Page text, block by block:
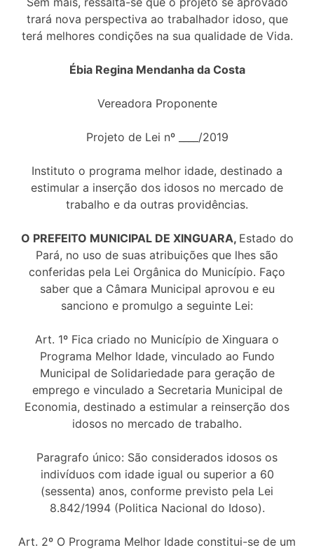
trará nova perspectiva ao trabalhador idoso, que
terá melhores condições na sua qualidade de Vida.
Ébia Regina Mendanha da Costa
Vereadora Proponente
Projeto de Lei nº ____/2019
Instituto o programa melhor idade, destinado a
estimular a inserção dos idosos no mercado de
trabalho e da outras providências.
O PREFEITO MUNICIPAL DE XINGUARA, Estado do
Pará, no uso de suas atribuições que lhes são
conferidas pela Lei Orgânica do Município. Faço
saber que a Câmara Municipal aprovou e eu
sanciono e promulgo a seguinte Lei:
Art. 1º Fica criado no Município de Xinguara o
Programa Melhor Idade, vinculado ao Fundo
Municipal de Solidariedade para geração de
emprego e vinculado a Secretaria Municipal de
Economia, destinado a estimular a reinserção dos
idosos no mercado de trabalho.
Paragrafo único: São considerados idosos os
indivíduos com idade igual ou superior a 60
(sessenta) anos, conforme previsto pela Lei
8.842/1994 (Politica Nacional do Idoso).
Art. 2º O Programa Melhor Idade constitui-se de um